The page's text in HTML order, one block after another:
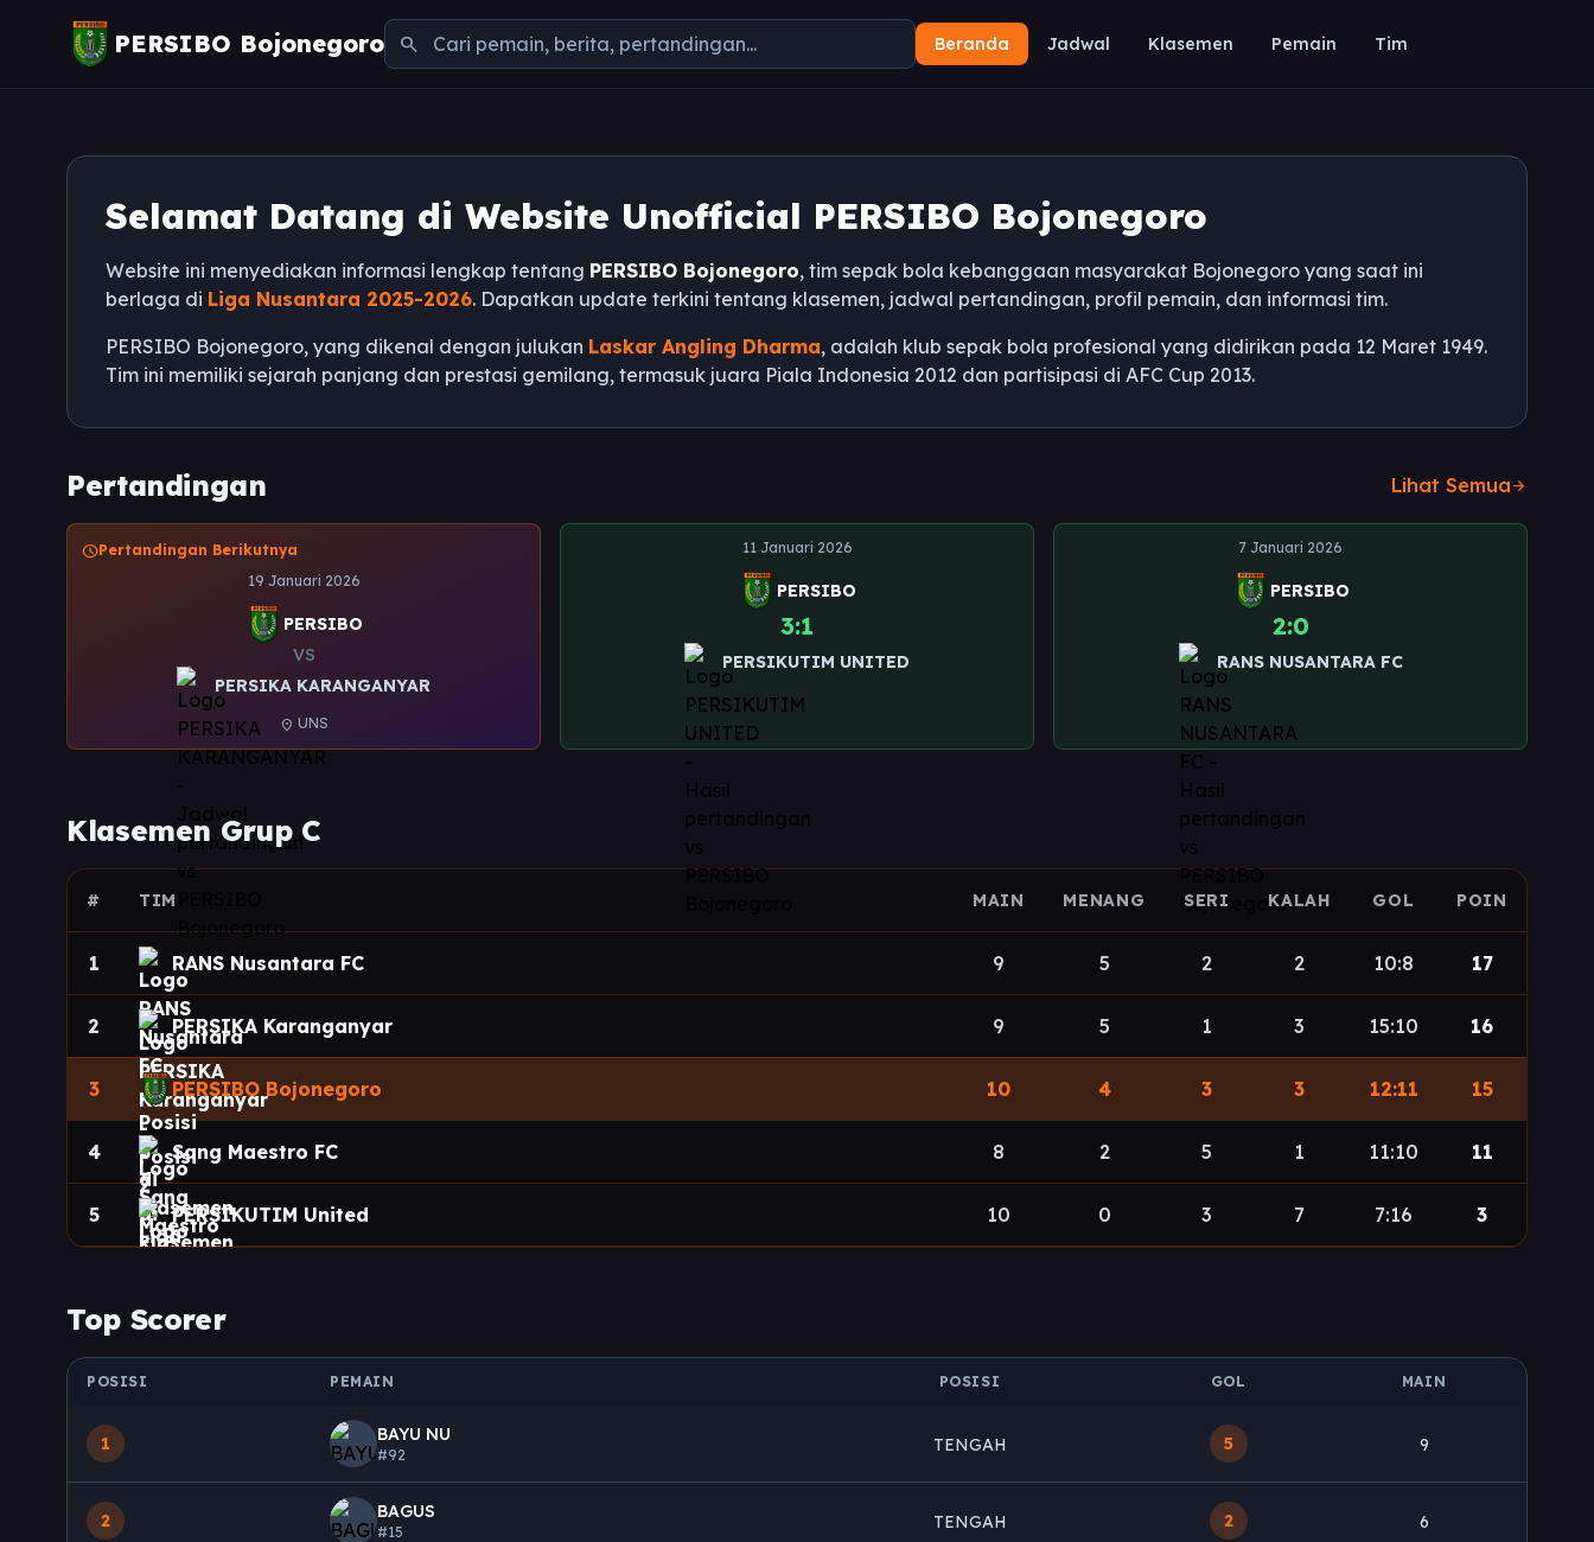
PERSIBO Bojonegoro search Beranda Jadwal Klasemen Pemain Tim
Selamat Datang di Website Unofficial PERSIBO Bojonegoro
Website ini menyediakan informasi lengkap tentang PERSIBO Bojonegoro, tim sepak bola kebanggaan masyarakat Bojonegoro yang saat ini
berlaga di Liga Nusantara 2025-2026. Dapatkan update terkini tentang klasemen, jadwal pertandingan, profil pemain, dan informasi tim.
PERSIBO Bojonegoro, yang dikenal dengan julukan Laskar Angling Dharma, adalah klub sepak bola profesional yang didirikan pada 12 Maret 1949.
Tim ini memiliki sejarah panjang dan prestasi gemilang, termasuk juara Piala Indonesia 2012 dan partisipasi di AFC Cup 2013.
Pertandingan Lihat Semuaarrow_forward
schedulePertandingan Berikutnya
19 Januari 2026
PERSIBO
VS
PERSIKA KARANGANYAR
location_on UNS
11 Januari 2026
PERSIBO
3:1
PERSIKUTIM UNITED
7 Januari 2026
PERSIBO
2:0
RANS NUSANTARA FC
Klasemen Grup C
# TIM MAIN MENANG SERI KALAH GOL POIN
1 RANS Nusantara FC 9 5 2 2 10:8 17
2 PERSIKA Karanganyar 9 5 1 3 15:10 16
3 PERSIBO Bojonegoro 10 4 3 3 12:11 15
4 Sang Maestro FC 8 2 5 1 11:10 11
5 PERSIKUTIM United 10 0 3 7 7:16 3
Top Scorer
POSISI PEMAIN POSISI GOL MAIN
1 BAYU NU
#92 TENGAH 5 9
2 BAGUS
#15 TENGAH 2 6